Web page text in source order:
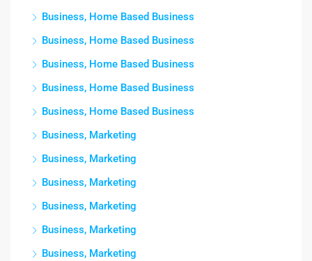
Business, Home Based Business
Business, Home Based Business
Business, Home Based Business
Business, Home Based Business
Business, Home Based Business
Business, Marketing
Business, Marketing
Business, Marketing
Business, Marketing
Business, Marketing
Business, Marketing